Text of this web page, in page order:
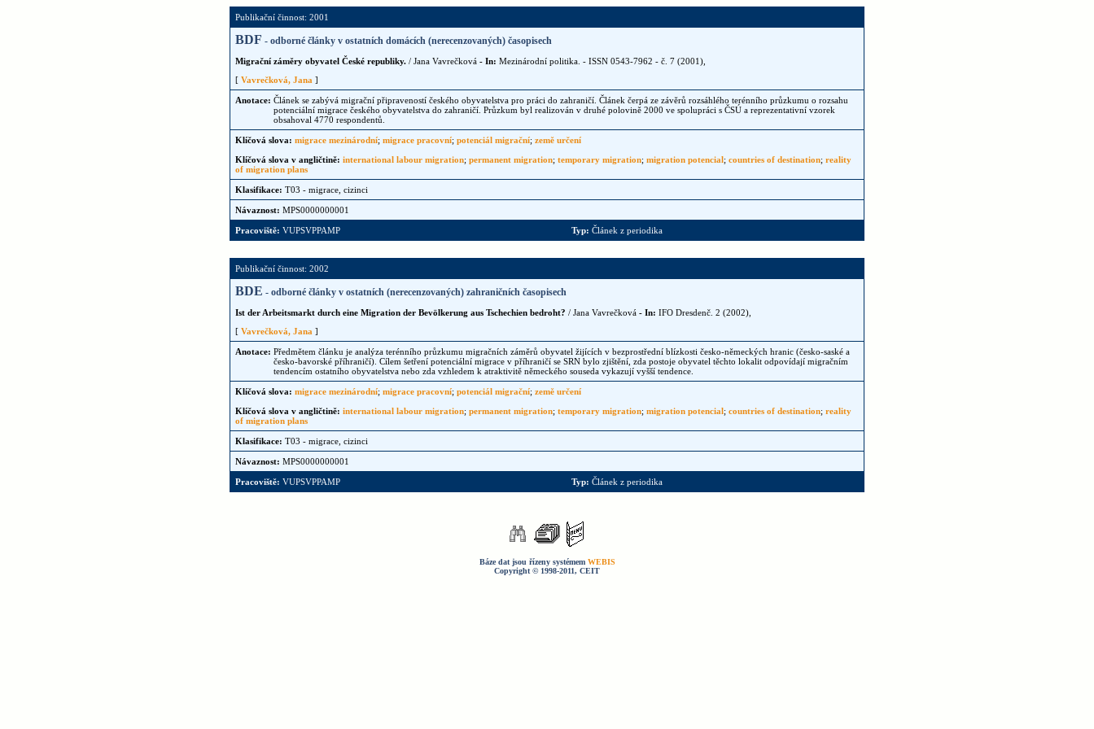
Publikační činnost: 2001
BDF - odborné články v ostatních domácích (nerecenzovaných) časopisech
Migrační záměry obyvatel České republiky. / Jana Vavrečková - In: Mezinárodní politika. - ISSN 0543-7962 - č. 7 (2001),
[ Vavrečková, Jana ]
Anotace: Článek se zabývá migrační připraveností českého obyvatelstva pro práci do zahraničí. Článek čerpá ze závěrů rozsáhlého terénního průzkumu o rozsahu
potenciální migrace českého obyvatelstva do zahraničí. Průzkum byl realizován v druhé polovině 2000 ve spolupráci s ČSÚ a reprezentativní vzorek
obsahoval 4770 respondentů.
Klíčová slova: migrace mezinárodní; migrace pracovní; potenciál migrační; země určení
Klíčová slova v angličtině: international labour migration; permanent migration; temporary migration; migration potencial; countries of destination; reality
of migration plans
Klasifikace: T03 - migrace, cizinci
Návaznost: MPS0000000001
Pracoviště: VUPSVPPAMP Typ: Článek z periodika
Publikační činnost: 2002
BDE - odborné články v ostatních (nerecenzovaných) zahraničních časopisech
Ist der Arbeitsmarkt durch eine Migration der Bevölkerung aus Tschechien bedroht? / Jana Vavrečková - In: IFO Dresdenč. 2 (2002),
[ Vavrečková, Jana ]
Anotace: Předmětem článku je analýza terénního průzkumu migračních záměrů obyvatel žijících v bezprostřední blízkosti česko-německých hranic (česko-saské a
česko-bavorské příhraničí). Cílem šetření potenciální migrace v příhraničí se SRN bylo zjištění, zda postoje obyvatel těchto lokalit odpovídají migračním
tendencím ostatního obyvatelstva nebo zda vzhledem k atraktivitě německého souseda vykazují vyšší tendence.
Klíčová slova: migrace mezinárodní; migrace pracovní; potenciál migrační; země určení
Klíčová slova v angličtině: international labour migration; permanent migration; temporary migration; migration potencial; countries of destination; reality
of migration plans
Klasifikace: T03 - migrace, cizinci
Návaznost: MPS0000000001
Pracoviště: VUPSVPPAMP Typ: Článek z periodika
Báze dat jsou řízeny systémem WEBIS
Copyright © 1998-2011, CEIT